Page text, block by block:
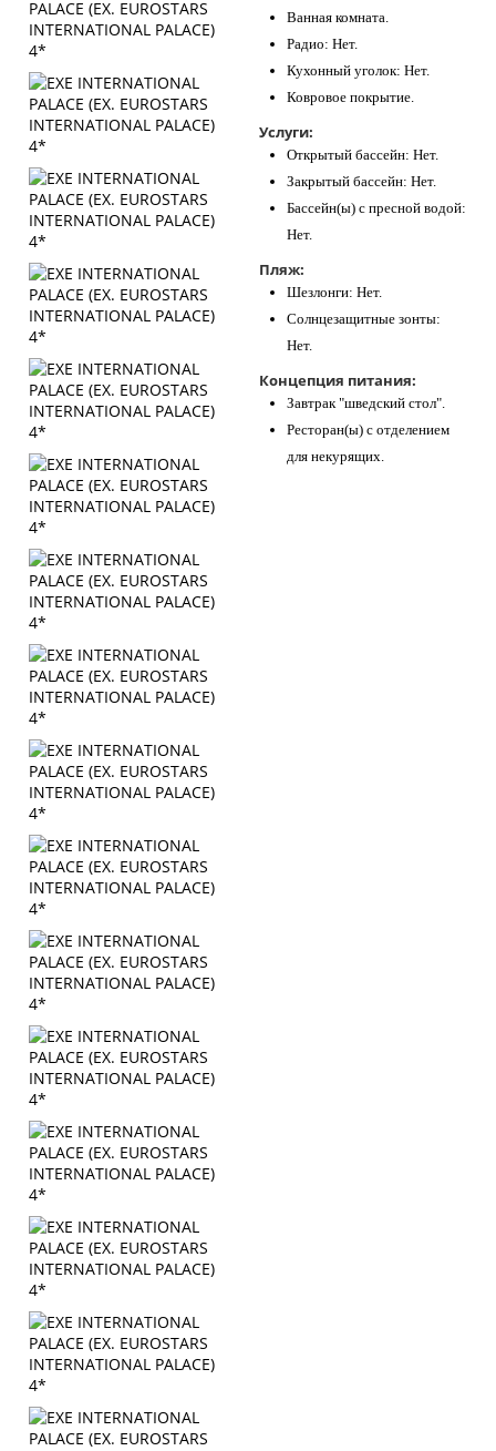
Ванная комната.
Радио: Нет.
Кухонный уголок: Нет.
Ковровое покрытие.
Услуги:
Открытый бассейн: Нет.
Закрытый бассейн: Нет.
Бассейн(ы) с пресной водой:
Нет.
Пляж:
Шезлонги: Нет.
Солнцезащитные зонты:
Нет.
Концепция питания:
Завтрак "шведский стол".
Ресторан(ы) с отделением
для некурящих.